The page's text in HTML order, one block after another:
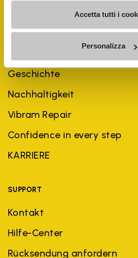
Accetta tutti i
Personalizza
Geschichte
Nachhaltigkeit
Vibram Repair
Confidence in every step
KARRIERE
SUPPORT
Kontakt
Hilfe-Center
Rücksendung anfordern